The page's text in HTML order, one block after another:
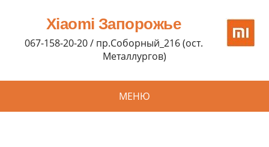
Xiaomi Запорожье
067-158-20-20 / пр.Соборный_216 (ост.
Металлургов)
МЕНЮ